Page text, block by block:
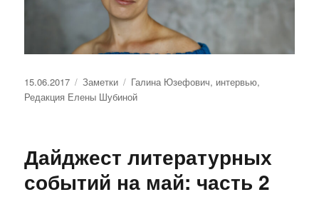
Опубликовано
15.06.2017 Рубрики
Заметки Метки
Галина Юзефович, интервью,
Редакция Елены Шубиной
Дайджест литературных
событий на май: часть 2